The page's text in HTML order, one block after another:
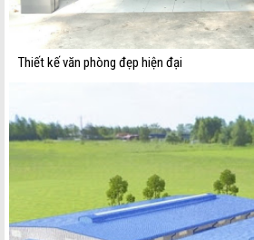
Thiết kế văn phòng đẹp hiện đại